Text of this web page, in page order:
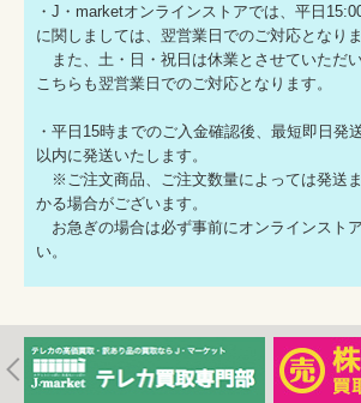
・J・marketオンラインストアでは、平日
に関しましては、翌営業日でのご対応となりま
また、土・日・祝日は休業とさせていただい
こちらも翌営業日でのご対応となります。
・平日15時までのご入金確認後、最短即日発
以内に発送いたします。
※ご注文商品、ご注文数量によっては発送
かる場合がございます。
お急ぎの場合は必ず事前にオンラインスト
い。